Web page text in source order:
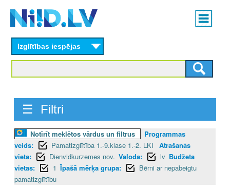
content
Main
menu
Izglītības iespējas
☰ Filtri
Notīrīt meklētos vārdus un filtrus
Programmas
veids:
Pamatizglītība 1.-9.klase 1.-2. LKI
Atrašanās
vieta:
Dienvidkurzemes nov. Valoda: lv Budžeta
vietas:
1 Īpašā mērķa grupa:
Bērni ar nepabeigtu
pamatizglītību